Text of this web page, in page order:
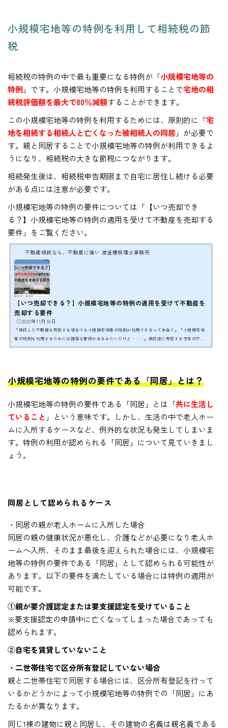
小規模宅地等の特例を利用して相続税の節
税
相続税の特例の中で最も重要になる特例が「小規模宅地等の
特例 」です。小規模宅地等の特例を利用することで宅地の相
続税評価額を最大で80％減額することができます。
この小規模宅地等の特例を利用するためには、原則的に「宅
地を相続する相続人と亡くなった被相続人の同居」が必要で
す。親と同居することで小規模宅地等の特例が利用できるよ
うになり、相続税の大きな節税につながります。
相続発生後は、相続税申告期限まで自宅に居住し続ける必要
がある点には注意が必要です。
小規模宅地等の特例の要件については「【いつ売却でき
る？】小規模宅地等の特例の適用を受けて不動産を売却する
要件」をご覧ください。
不動産相続なら、不動産に強い 渡邉優税理士事務所
【いつ売却できる？】小規模宅地等の特例の適用を受けて不動産を
売却する要件
2022年11月18日
「相続した不動産を売却する場合でも小規模宅地等の特例が利用できるって本当？」「小規模宅地
等の特例を利用するためには複雑な要件があるみたいだけど・・・」相続後に売却する予定の不動
産の相続税はなるべく少なくしたいと思われるのではないでしょうか？ 実は、売却する予定の不動
小規模宅地等の特例の要件である「同居」とは？
小規模宅地等の特例の要件である「同居」とは「共に生活し
ていること 」という意味です。しかし、生活の中で老人ホー
ムに入所するケースなど、例外的な状況も発生してしまいま
す。特例の利用が認められる「同居」について見ていきまし
ょう。
同居として認められるケース
・同居の親が老人ホームに入所した場合
同居の親の健康状況が悪化し、介護などが必要になり老人ホ
ームへ入所、そのまま最後を迎えられた場合には、小規模宅
地等の特例の要件である「同居」として認められる可能性が
あります。以下の要件を満たしている場合には特例の適用が
可能です。
①親が要介護認定または要支援認定を受けていること
※要支援認定の申請中に亡くなってしまった場合であっても
認められます。
②自宅を賃貸していないこと
・二世帯住宅で区分所有登記していない場合
親と二世帯住宅で同居する場合には、区分所有登記を行って
いるかどうかによって小規模宅地等の特例での「同居」にあ
たるかが異なります。
同じ1棟の建物に親と同居し、その建物の名義は親名義である